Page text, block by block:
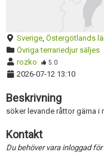
Sverige, Östergötlands
Övriga terrariedjur säljes
rozko
5.0
2026-07-12 13:10
Beskrivning
söker levande råttor gärna i
Kontakt
Du behöver vara inloggad